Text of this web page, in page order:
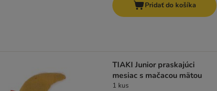
Pridať do košíka
TIAKI Junior praskajúci
mesiac s mačacou mätou
1 kus